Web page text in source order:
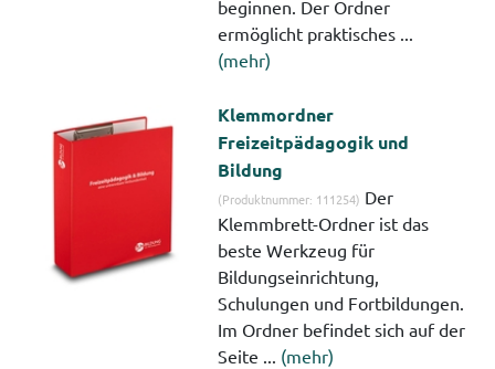
beginnen. Der Ordner
ermöglicht praktisches ...
(mehr)
Klemmordner
Freizeitpädagogik und
Bildung
(Produktnummer: 111254) Der
Klemmbrett-Ordner ist das
beste Werkzeug für
Bildungseinrichtung,
Schulungen und Fortbildungen.
Im Ordner befindet sich auf der
Seite ... (mehr)